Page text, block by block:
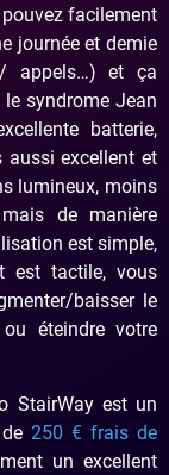
pouvez facilement
journée et demie
appels…) et ça
le syndrome Jean
batterie,
aussi excellent et
lumineux, moins
de manière
est simple,
est tactile, vous
baisser le
éteindre votre
StairWay est un
250 € frais de
un excellent